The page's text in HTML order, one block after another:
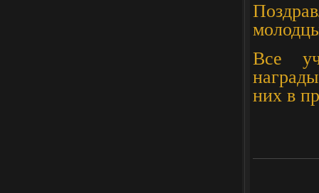
Все
них в